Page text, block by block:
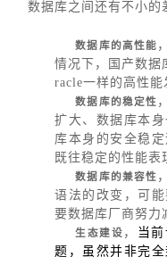
数据库之间还有不小的
数据库的高性能
情况下，国产数据
racle一样的高性能
数据库的稳定性
扩大、数据库本
库本身的安全稳
既往稳定的性能表
数据库的兼容性
语法的改变，可
要数据库厂商努力
生态建设 ， 当
题，虽然并非完